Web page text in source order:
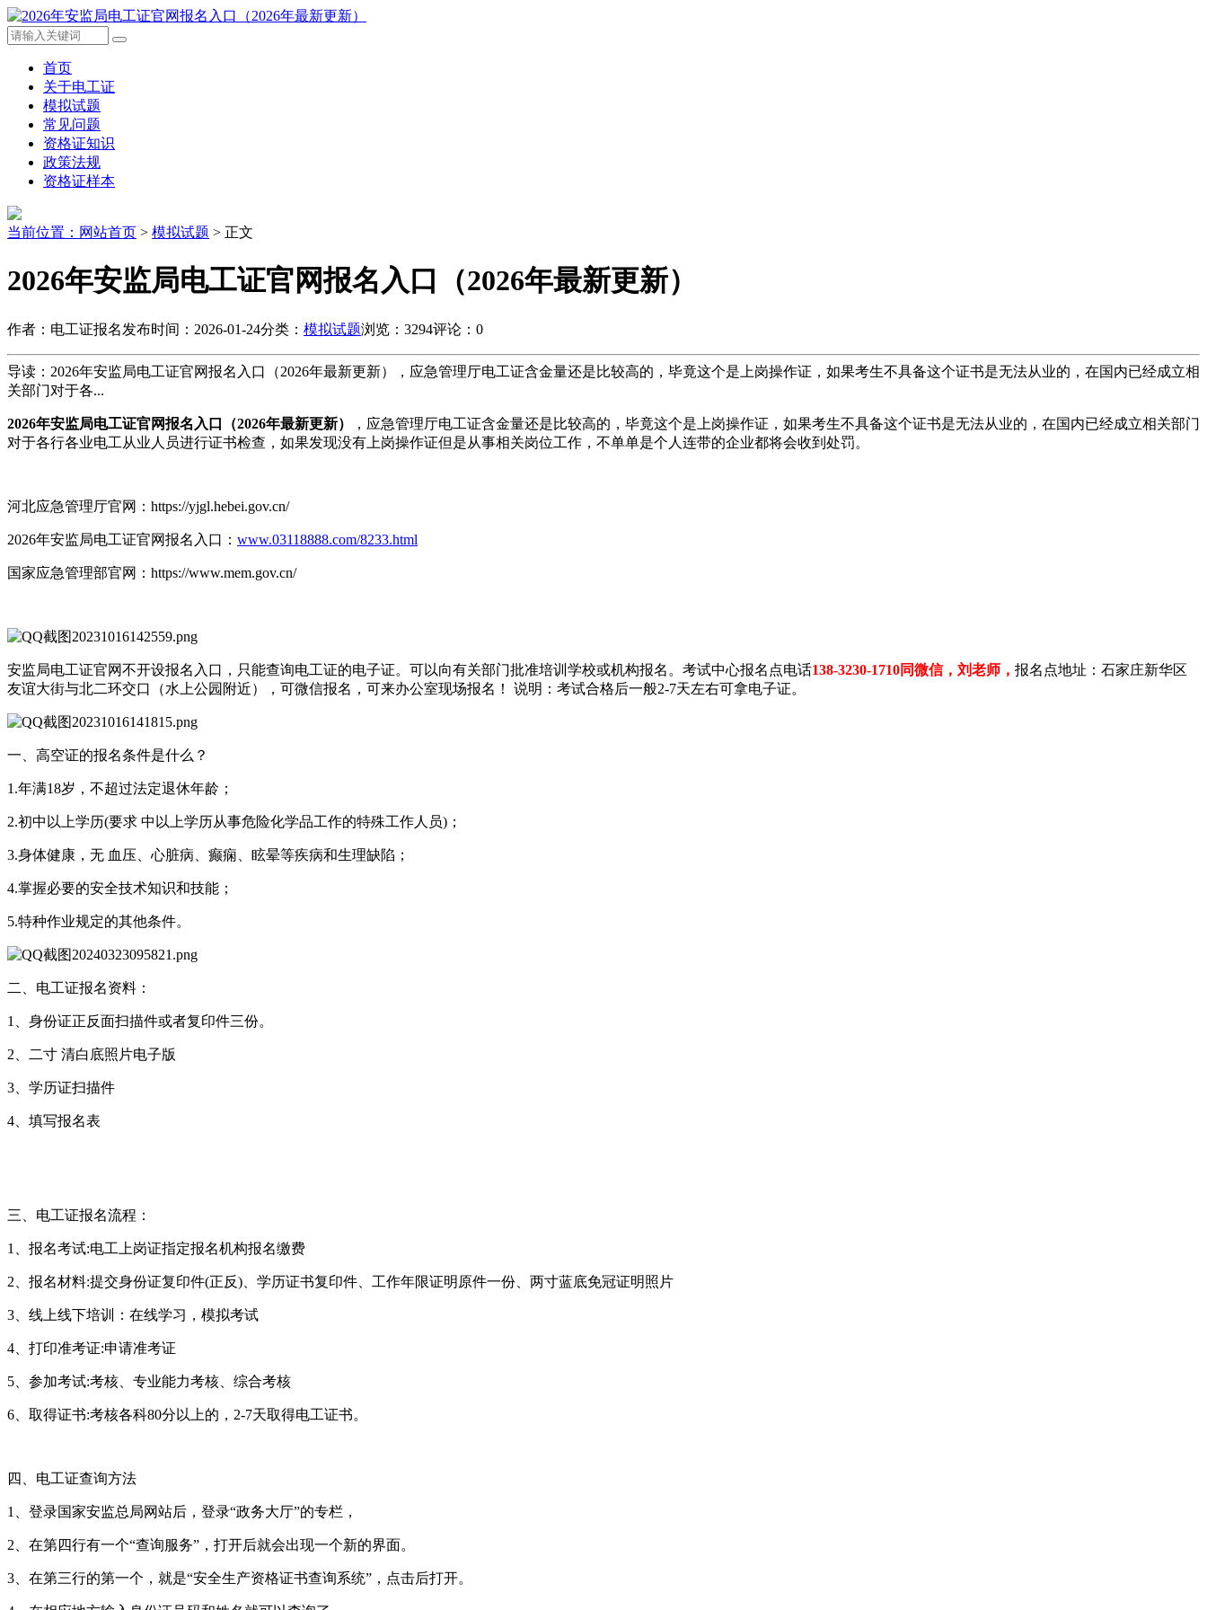
首页
关于电工证
模拟试题
常见问题
资格证知识
政策法规
资格证样本
当前位置： 网站首页 > 模拟试题 > 正文
2026年安监局电工证官网报名入口（2026年最新更新）
作者：电工证报名发布时间：2026-01-24分类： 模拟试题浏览：3294评论：0
导读：2026年安监局电工证官网报名入口（2026年最新更新），应急管理厅电工证含金量还是比较高的，毕竟这个是上岗操作证，如果考生不具备这个证书是无法从业的，在国内已经成立相
关部门对于各...
2026年安监局电工证官网报名入口（2026年最新更新）
，应急管理厅电工证含金量还是比较高的，毕竟这个是上岗操作证，如果考生不具备这个证书是无法从业的，在国内已经成立相关部门
对于各行各业电工从业人员进行证书检查，如果发现没有上岗操作证但是从事相关岗位工作，不单单是个人连带的企业都将会收到处罚。
河北应急管理厅官网：https://yjgl.hebei.gov.cn/
2026年安监局电工证官网报名入口： www.03118888.com/8233.html
国家应急管理部官网：https://www.mem.gov.cn/
安监局电工证官网不开设报名入口，只能查询电工证的电子证。可以向有关部门批准培训学校或机构报名。考试中心报名点电话138-3230-1710同微信，刘老师， 报名点地址：石家庄新华区
友谊大街与北二环交口（水上公园附近），可微信报名，可来办公室现场报名！ 说明：考试合格后一般2-7天左右可拿电子证。
一、高空证的报名条件是什么？
1.年满18岁，不超过法定退休年龄；
2.初中以上学历(要求 中以上学历从事危险化学品工作的特殊工作人员)；
3.身体健康，无 血压、心脏病、癫痫、眩晕等疾病和生理缺陷；
4.掌握必要的安全技术知识和技能；
5.特种作业规定的其他条件。
二、电工证报名资料：
1、身份证正反面扫描件或者复印件三份。
2、二寸 清白底照片电子版
3、学历证扫描件
4、填写报名表
三、电工证报名流程：
1、报名考试:电工上岗证指定报名机构报名缴费
2、报名材料:提交身份证复印件(正反)、学历证书复印件、工作年限证明原件一份、两寸蓝底免冠证明照片
3、线上线下培训：在线学习，模拟考试
4、打印准考证:申请准考证
5、参加考试:考核、专业能力考核、综合考核
6、取得证书:考核各科80分以上的，2-7天取得电工证书。
四、电工证查询方法
1、登录国家安监总局网站后，登录“政务大厅”的专栏，
2、在第四行有一个“查询服务”，打开后就会出现一个新的界面。
3、在第三行的第一个，就是“安全生产资格证书查询系统”，点击后打开。